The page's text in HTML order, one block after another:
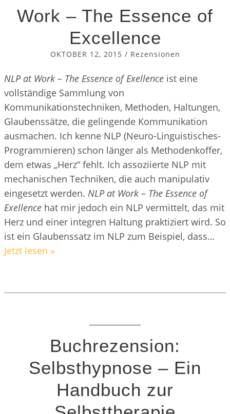
Emotionale Intelligenz
Aufmerksamkeit
Innere Konflikte
KATEGORIEN
Allgemein
Hypnose
Kommunikation
Mentale Stärke
Rezensionen
Work – The Essence of
Excellence
OKTOBER 12, 2015 / Rezensionen
NLP at Work – The Essence of Exellenceist eine
vollständige Sammlung von
Kommunikationstechniken, Methoden, Haltungen,
Glaubenssätze, die gelingende Kommunikation
ausmachen. Ich kenne NLP (Neuro-Linguistisches-
Programmieren) schon länger als Methodenkoffer,
dem etwas „Herz“ fehlt. Ich assoziierte NLP mit
mechanischen Techniken, die auch manipulativ
eingesetzt werden. NLP at Work – The Essence of
Exellencehat mir jedoch ein NLP vermittelt, das mit
Herz und einer integren Haltung praktiziert wird. So
ist ein Glaubenssatz im NLP zum Beispiel, dass…
Jetzt lesen »
Buchrezension:
Selbsthypnose – Ein
Handbuch zur